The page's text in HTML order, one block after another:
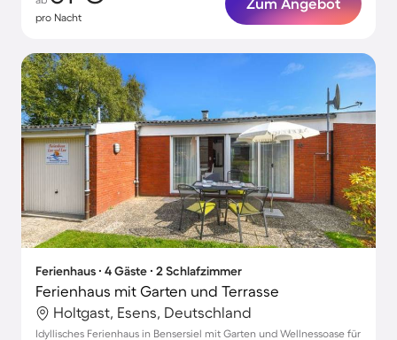
pro Nacht
Ferienhaus ∙ 4 Gäste ∙ 2 Schlafzimmer
Ferienhaus mit Garten und Terrasse
Holtgast, Esens, Deutschland
Idyllisches Ferienhaus in Bensersiel mit Garten und Wellnessoase für